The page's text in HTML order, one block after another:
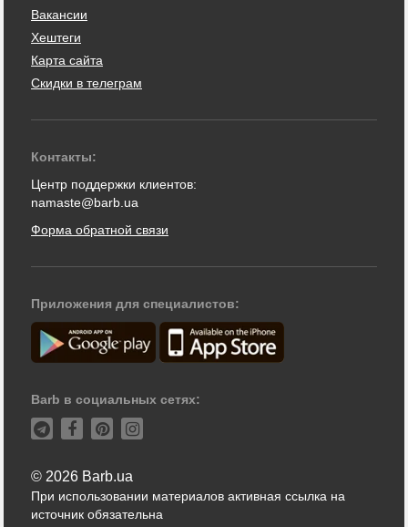
Вакансии
Хештеги
Карта сайта
Скидки в телеграм
Контакты:
Центр поддержки клиентов:
namaste@barb.ua
Форма обратной связи
Приложения для специалистов:
Barb в социальных сетях:
© 2026 Barb.ua
При использовании материалов активная ссылка на
источник обязательна